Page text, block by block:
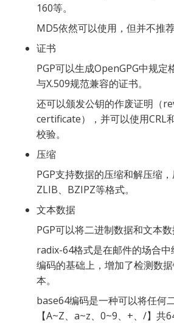
160等。
MD5依然可以使用，但并不推荐
证书
PGP可以生成OpenGPG中规定
与X.509规范兼容的证书。
还可以颁发公钥的作废证明（
certificate），并可以使用CRL
校验。
压缩
PGP支持数据的压缩和解压缩，
ZLIB、BZIPZ等格式。
文本数据
PGP可以将二进制数据和文本数
radix-64格式是在邮件的场合
编码的基础上，增加了检测数
本。
base64编码是一种可以将任何
【A~Z、a~z、0~9、+、/】共